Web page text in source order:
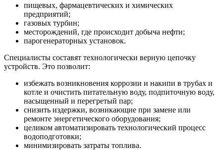
пищевых, фармацевтических и химических
предприятий;
газовых турбин;
месторождений, где происходит добыча нефти;
парогенераторных установок.
Специалисты составят технологически верную цепочку
устройств. Это позволит:
избежать возникновения коррозии и накипи в трубах и
котле и очистить питательную воду, подпиточную воду,
насыщенный и перегретый пар;
снизить издержки, возникающие при замене или
ремонте энергетического оборудования;
целиком автоматизировать технологический процесс
водоподготовки;
минимизировать затраты топлива.